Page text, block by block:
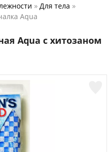
» Для тела »
Aqua
Aqua с хитозаном